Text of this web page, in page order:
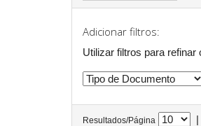
Adicionar filtros:
Utilizar filtros para refinar
Resultados/Página |